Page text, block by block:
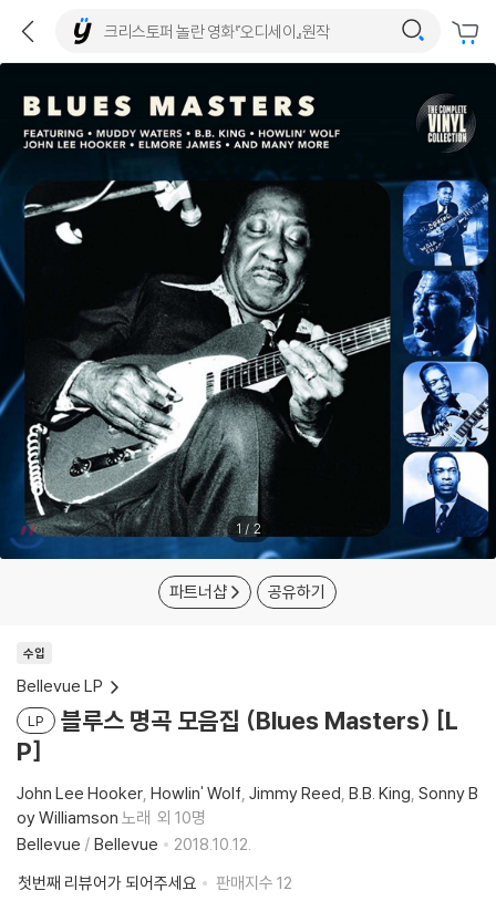
1/2
파트너샵 공유하기
수입
Bellevue LP
LP
블루스 명곡 모음집 (Blues Masters) [L
P]
John Lee Hooker Howlin' Wolf Jimmy Reed B.B. King Sonny B
oy Williamson 노래 외 10명
Bellevue / Bellevue
2018.10.12.
첫번째 리뷰어가 되어주세요
판매지수 12